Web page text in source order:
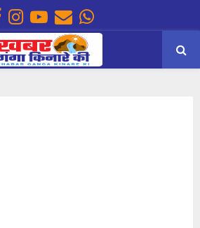
Facebook
Instagram
Youtube
EmailWhatsapp